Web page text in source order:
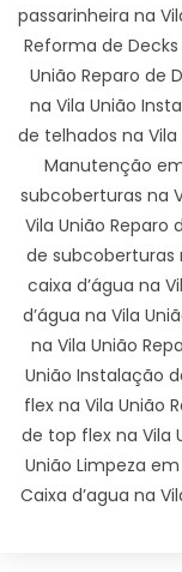
passarinheira na
Reforma de
União Reparo de
na Vila União
de telhados na
Manutenção
subcoberturas na
Vila União Reparo
de subcoberturas
caixa d’água na
d’água na Vila
na Vila União
União Instalação
flex na Vila União
de top flex na Vila
União Limpeza
Caixa d’agua na